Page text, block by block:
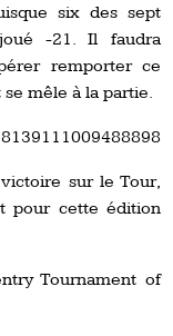
six des sept
-21. Il faudra
remporter ce
mêle à la partie.
sur le Tour,
pour cette édition
Tournament of